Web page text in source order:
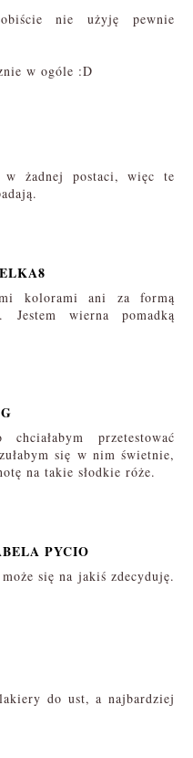
nie użyję pewnie
w ogóle :D
w żadnej postaci, więc te
kolorami ani za formą
Jestem wierna pomadką
przetestować
się w nim świetnie,
na takie słodkie róże.
PYCIO
się na jakiś zdecyduję.
do ust, a najbardziej